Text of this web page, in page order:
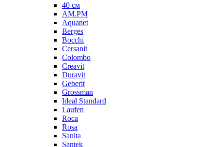
40 см
AM.PM
Aquanet
Berges
Bocchi
Cersanit
Colombo
Creavit
Duravit
Geberit
Grossman
Ideal Standard
Laufen
Roca
Rosa
Sanita
Santek